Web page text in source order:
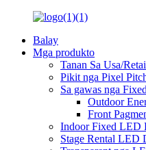
Balay
Mga produkto
Tanan Sa Usa/
Pikit nga Pixel
Sa gawas nga
Outdoor
Front
Indoor Fixed LED
Stage Rental LED